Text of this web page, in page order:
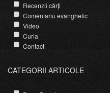
Recenzii cărți
Comentariu evanghelic
Video
Curia
Contact
CATEGORII ARTICOLE